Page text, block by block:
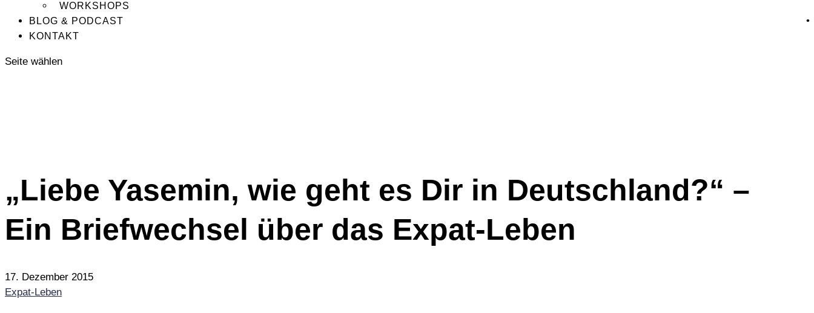
WORKSHOPS
BLOG & PODCAST
KONTAKT
Seite wählen
„Liebe Yasemin, wie geht es Dir in Deutschland?“ –
Ein Briefwechsel über das Expat-Leben
17. Dezember 2015
Expat-Leben